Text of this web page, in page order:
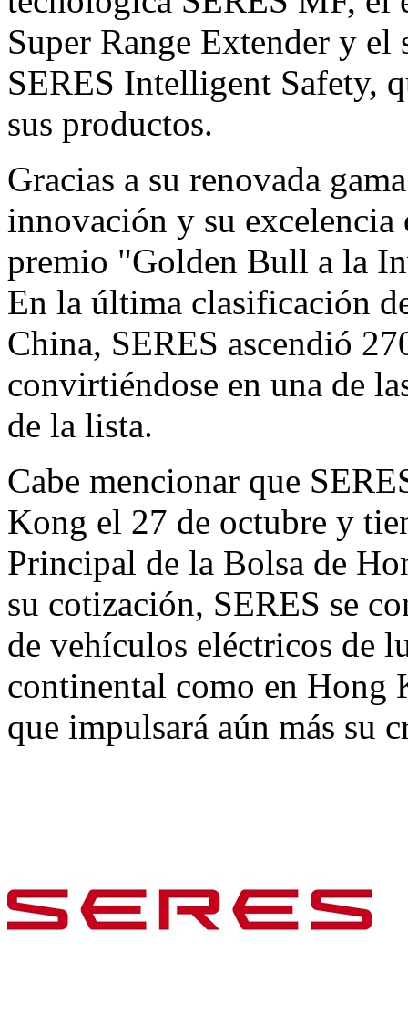
Super Range Extender y
SERES Intelligent Safety,
sus productos.
Gracias a su renovada
innovación y su
premio "Golden Bull a la
En la última clasificación
China, SERES ascendió
convirtiéndose en una de
de la lista.
Cabe mencionar que
Kong el 27 de octubre y
Principal de la Bolsa de
su cotización, SERES se
de vehículos eléctricos de
continental como en Hong
que impulsará aún más su